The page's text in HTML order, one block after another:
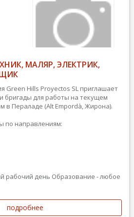
МАЛЯР, ЭЛЕКТРИК,
Green Hills Proyectos SL приглашает
бригады для работы на текущем
в Пераладе (Alt Empordà, Жирона).
по направлениям:
рабочий день Образование - любое
подробнее